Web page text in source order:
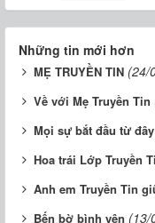
Những tin mới hơn
MẸ TRUYỀN TIN (24/
Về với Mẹ Truyền Tin
Mọi sự bắt đầu từ đây
Hoa trái Lớp Truyền
Anh em Truyền Tin
Bến bờ bình yên (13/